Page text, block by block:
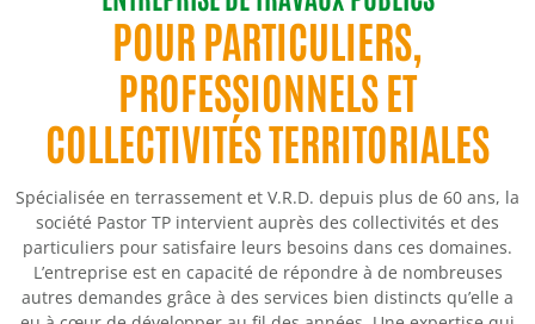
POUR PARTICULIERS,
PROFESSIONNELS ET
COLLECTIVITÉS TERRITORIALES
Spécialisée en terrassement et V.R.D. depuis plus de 60 ans, la
société Pastor TP intervient auprès des collectivités et des
particuliers pour satisfaire leurs besoins dans ces domaines.
L’entreprise est en capacité de répondre à de nombreuses
autres demandes grâce à des services bien distincts qu’elle a